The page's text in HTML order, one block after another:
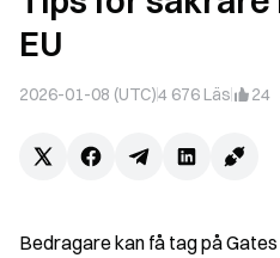
EU
2026-01-08 (UTC)4 676 Läs 24
Bedragare kan få tag på